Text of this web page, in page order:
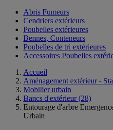
Abris Fumeurs
Cendriers extérieurs
Poubelles extérieures
Bennes, Conteneurs
Poubelles de tri extérieures
Accessoires Poubelles
Accueil
Aménagement extérieur -
Mobilier urbain
Bancs d'extérieur (28)
Entourage d'arbre
Urbain